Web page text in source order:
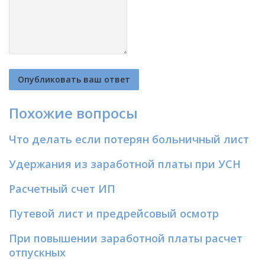
Похожие вопросы
Что делать если потерян больничный лист
Удержания из заработной платы при УСН
Расчетный счет ИП
Путевой лист и предрейсовый осмотр
При повышении заработной платы расчет
отпускных